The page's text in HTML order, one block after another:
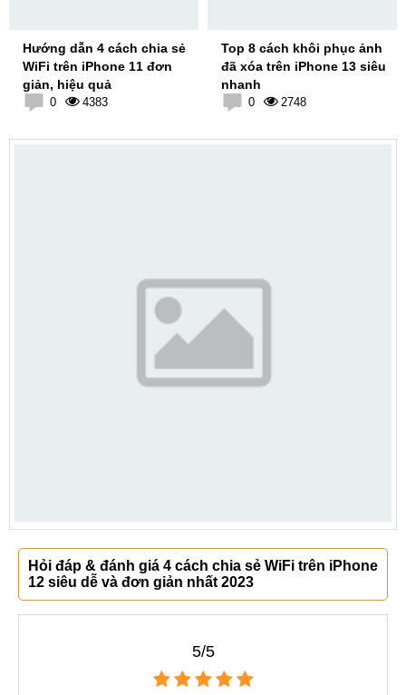
Hướng dẫn 4 cách chia sẻ
WiFi trên iPhone 11 đơn
giản, hiệu quả
0 4383
Top 8 cách khôi phục ảnh
đã xóa trên iPhone 13 siêu
nhanh
0 2748
Hỏi đáp & đánh giá 4 cách chia sẻ WiFi trên iPhone
12 siêu dễ và đơn giản nhất 2023
5/5